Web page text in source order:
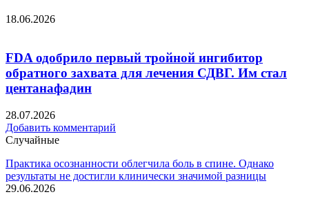
18.06.2026
FDA одобрило первый тройной ингибитор
обратного захвата для лечения СДВГ. Им стал
центанафадин
28.07.2026
Добавить комментарий
Случайные
Практика осознанности облегчила боль в спине. Однако
результаты не достигли клинически значимой разницы
29.06.2026